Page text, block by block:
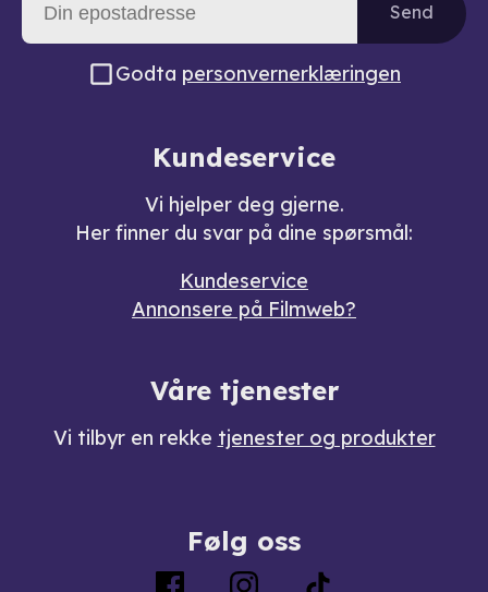
Send
Godta personvernerklæringen
Kundeservice
Vi hjelper deg gjerne.
Her finner du svar på dine spørsmål:
Kundeservice
Annonsere på Filmweb?
Våre tjenester
Vi tilbyr en rekke tjenester og produkter
Følg oss